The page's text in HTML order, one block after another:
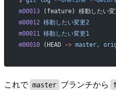
m00013 (feature) 移動したい変
m00012 移動したい変更2
m00011
移動したい変更1
m00010 (HEAD -> master,
これで master ブランチから